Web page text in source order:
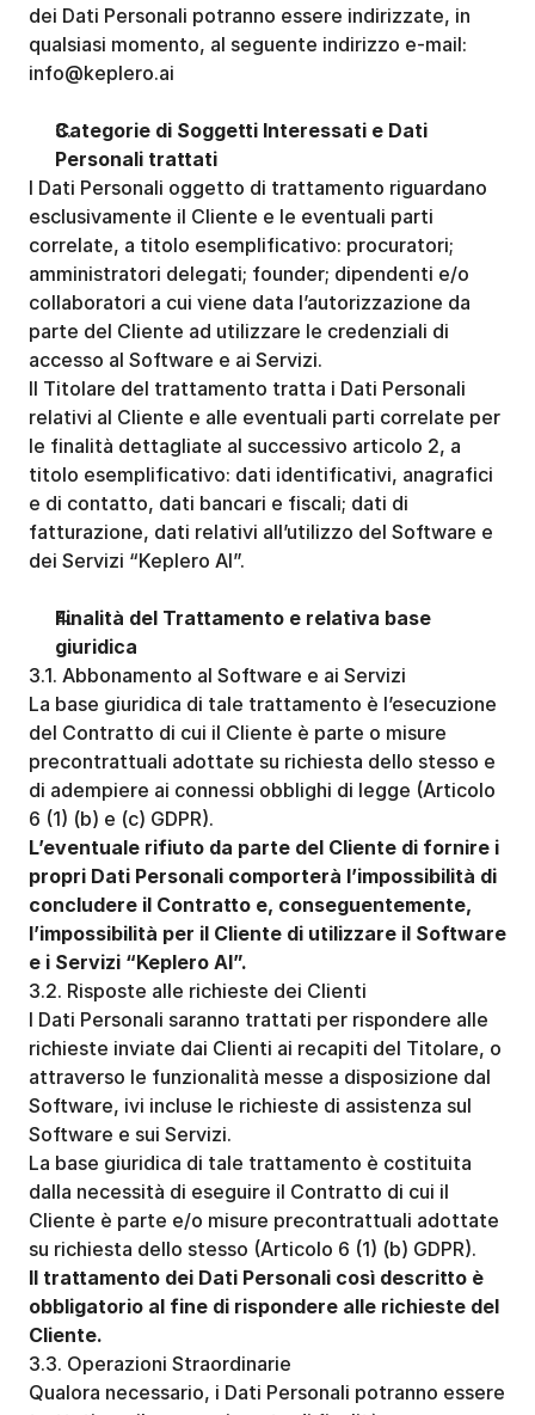
dei Dati Personali potranno essere indirizzate, in
qualsiasi momento, al seguente indirizzo e-mail:
info@keplero.ai
Categorie di Soggetti Interessati e Dati
Personali trattati
I Dati Personali oggetto di trattamento riguardano
esclusivamente il Cliente e le eventuali parti
correlate, a titolo esemplificativo: procuratori;
amministratori delegati; founder; dipendenti e/o
collaboratori a cui viene data l’autorizzazione da
parte del Cliente ad utilizzare le credenziali di
accesso al Software e ai Servizi.
Il Titolare del trattamento tratta i Dati Personali
relativi al Cliente e alle eventuali parti correlate per
le finalità dettagliate al successivo articolo 2, a
titolo esemplificativo: dati identificativi, anagrafici
e di contatto, dati bancari e fiscali; dati di
fatturazione, dati relativi all’utilizzo del Software e
dei Servizi “Keplero AI”.
Finalità del Trattamento e relativa base
giuridica
3.1. Abbonamento al Software e ai Servizi
La base giuridica di tale trattamento è l’esecuzione
del Contratto di cui il Cliente è parte o misure
precontrattuali adottate su richiesta dello stesso e
di adempiere ai connessi obblighi di legge (Articolo
6 (1) (b) e (c) GDPR).
L’eventuale rifiuto da parte del Cliente di fornire i
propri Dati Personali comporterà l’impossibilità di
concludere il Contratto e, conseguentemente,
l’impossibilità per il Cliente di utilizzare il Software
e i Servizi “Keplero AI”.
3.2. Risposte alle richieste dei Clienti
I Dati Personali saranno trattati per rispondere alle
richieste inviate dai Clienti ai recapiti del Titolare, o
attraverso le funzionalità messe a disposizione dal
Software, ivi incluse le richieste di assistenza sul
Software e sui Servizi.
La base giuridica di tale trattamento è costituita
dalla necessità di eseguire il Contratto di cui il
Cliente è parte e/o misure precontrattuali adottate
su richiesta dello stesso (Articolo 6 (1) (b) GDPR).
Il trattamento dei Dati Personali così descritto è
obbligatorio al fine di rispondere alle richieste del
Cliente.
3.3. Operazioni Straordinarie
Qualora necessario, i Dati Personali potranno essere